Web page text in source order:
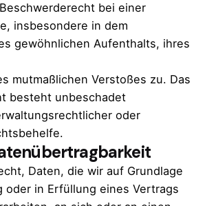
bei einer
insbesondere in dem
gewöhnlichen Aufenthalts, ihres
mutmaßlichen Verstoßes zu. Das
besteht unbeschadet
oder
Daten, die wir auf Grundlage
oder in Erfüllung eines Vertrags